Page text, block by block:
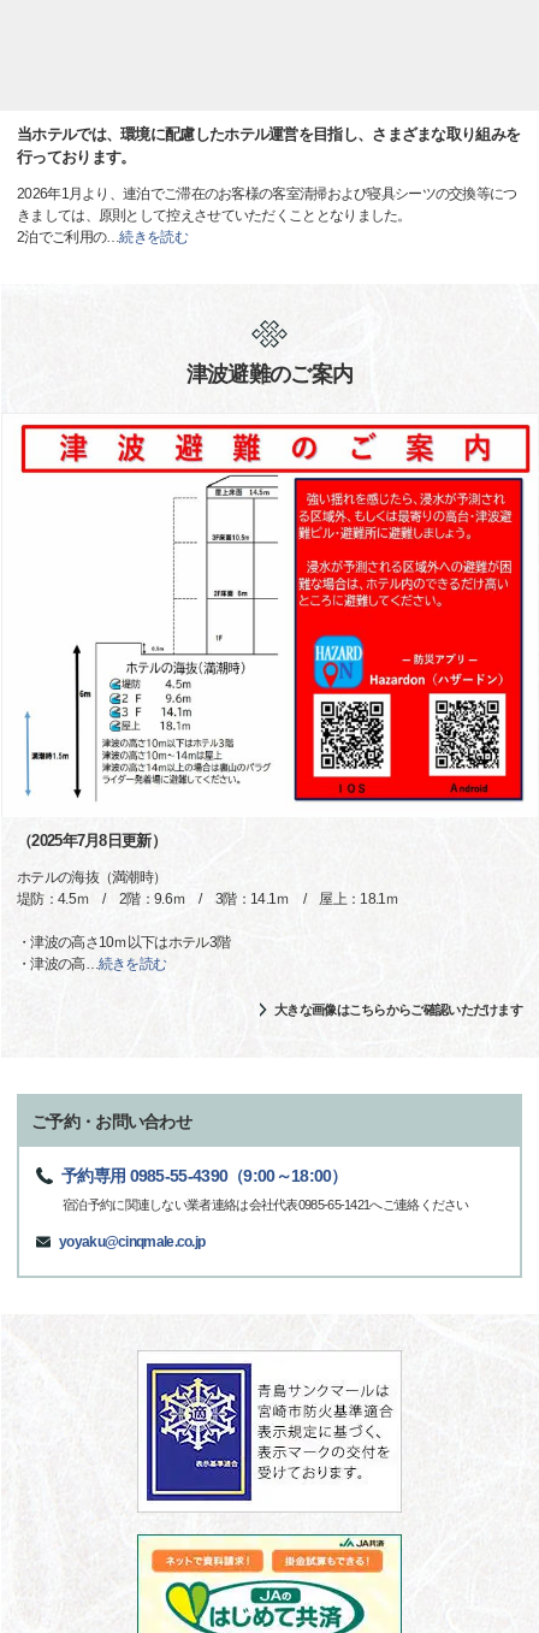
当ホテルでは、環境に配慮したホテル運営を目指し、さまざまな取り組みを
行っております。
2026年1月より、連泊でご滞在のお客様の客室清掃および寝具シーツの交換等につ
きましては、原則として控えさせていただくこととなりました。
2泊でご利用の…続きを読む
津波避難のご案内
（2025年7月8日更新）
ホテルの海抜（満潮時）
堤防：4.5ｍ / 2階：9.6ｍ / 3階：14.1ｍ / 屋上：18.1ｍ
・津波の高さ10ｍ以下はホテル3階
・津波の高… 続きを読む
大きな画像はこちらからご確認いただけます
ご予約・お問い合わせ
予約専用 0985-55-4390（9:00～18:00）
宿泊予約に関連しない業者連絡は会社代表0985-65-1421へご連絡ください
yoyaku@cinqmale.co.jp